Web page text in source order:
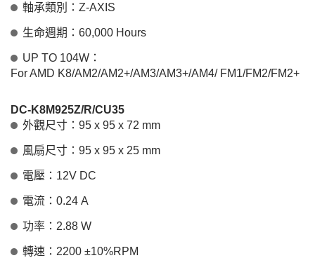
軸承類別：Z-AXIS
生命週期：60,000 Hours
UP TO 104W：
For AMD K8/AM2/AM2+/AM3/AM3+/AM4/ FM1/FM2/FM2+
DC-K8M925Z/R/CU35
外觀尺寸：95 x 95 x 72 mm
風扇尺寸：95 x 95 x 25 mm
電壓：12V DC
電流：0.24 A
功率：2.88 W
轉速：2200 ±10%RPM